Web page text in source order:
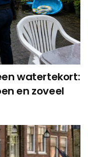
watertekort:
en zoveel